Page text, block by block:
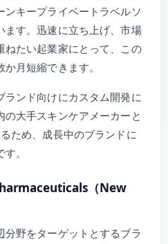
キープライベートラベルソ
ます。迅速に立ち上げ、市場
ねたい起業家にとって、この
月短縮できます。
ランド向けにカスタム開発に
の大手スキンケアメーカーと
ため、成長中のブランドに
。
（New
野をターゲットとするブラ